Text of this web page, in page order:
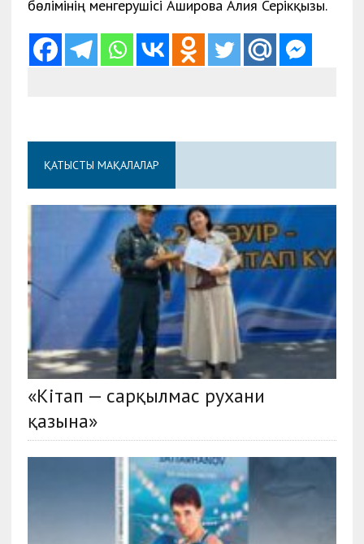
бөлімінің менгерушісі Аширова Алия Серікқызы.
ҚАТЫСТЫ МАҚАЛАЛАР
«Кітап — сарқылмас рухани
қазына»